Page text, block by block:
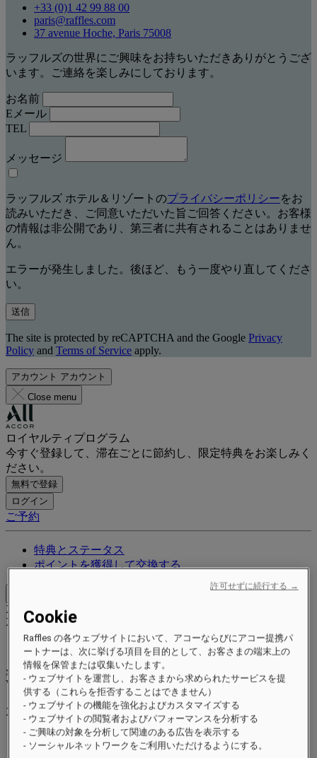
+33 (0)1 42 99 88 00
paris@raffles.com
37 avenue Hoche, Paris 75008
ラッフルズの世界にご興味をお持ちいただきありがとうござ
います。ご連絡を楽しみにしております。
お名前
Eメール
TEL
メッセージ
ラッフルズ ホテル＆リゾートのプライバシーポリシーをお
読みいただき、ご同意いただいた旨ご回答ください。お客様
の情報は非公開であり、第三者に共有されることはありませ
ん。
エラーが発生しました。後ほど、もう一度やり直してくださ
い。
送信
The site is protected by reCAPTCHA and the Google Privacy
Policy and Terms of Service apply.
アカウント アカウント
Close menu
ロイヤルティプログラム
今すぐ登録して、滞在ごとに節約し、限定特典をお楽しみく
ださい。
無料で登録
ログイン
ご予約
特典とステータス
ポイントを獲得して交換する
Xxxx Xxxxxxxxx
XXXXXX X XXXXXXXX X
xxxxxxxx
Valid until xx/xx/xxxx
リワードポイント
XXX pts
ロイヤルティアカウント
ご予約
Cookie
Raffles の各ウェブサイトにおいて、アコーならびにアコー提携パ
ートナーは、次に挙げる項目を目的として、お客さまの端末上の
情報を保管または収集いたします。
- ウェブサイトを運営し、お客さまから求められたサービスを提
供する（これらを拒否することはできません）
- ウェブサイトの機能を強化およびカスタマイズする
- ウェブサイトの閲覧者およびパフォーマンスを分析する
- ご興味の対象を分析して関連のある広告を表示する
- ソーシャルネットワークをご利用いただけるようにする。
許可せずに続行する →